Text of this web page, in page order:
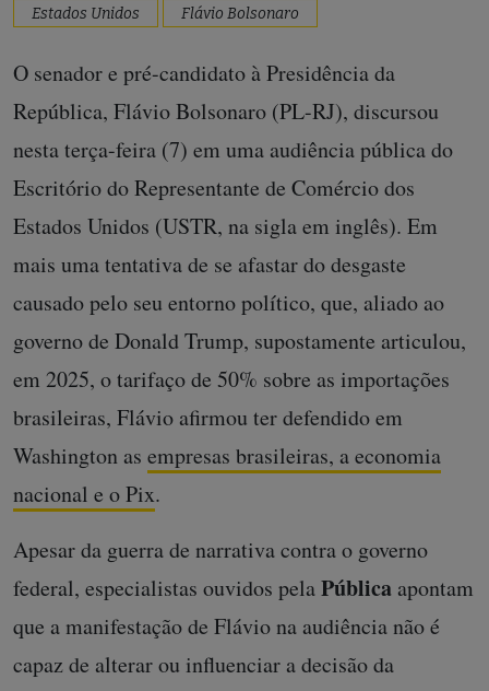
Estados Unidos
Flávio Bolsonaro
O senador e pré-candidato à Presidência da
República, Flávio Bolsonaro (PL-RJ), discursou
nesta terça-feira (7) em uma audiência pública do
Escritório do Representante de Comércio dos
Estados Unidos (USTR, na sigla em inglês). Em
mais uma tentativa de se afastar do desgaste
causado pelo seu entorno político, que, aliado ao
governo de Donald Trump, supostamente articulou,
em 2025, o tarifaço de 50% sobre as importações
brasileiras, Flávio afirmou ter defendido em
Washington as empresas brasileiras, a economia
nacional e o Pix.
Apesar da guerra de narrativa contra o governo
federal, especialistas ouvidos pelaPública apontam
que a manifestação de Flávio na audiência não é
capaz de alterar ou influenciar a decisão da